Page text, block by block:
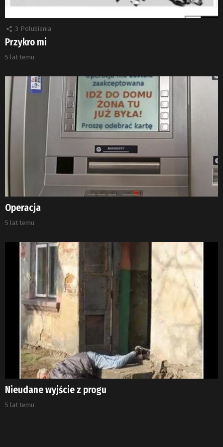
3 Polubienia
Przykro mi
5 lat temu
Operacja
5 lat temu
Nieudane wyjście z progu
5 lat temu